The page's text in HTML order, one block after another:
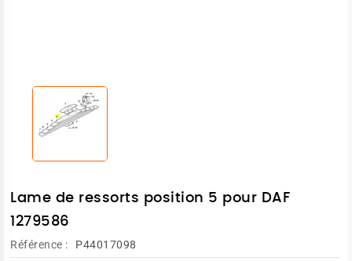
Lame de ressorts position 5 pour DAF
1279586
Référence : P44017098